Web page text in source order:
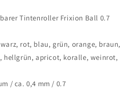
Tintenroller Frixion Ball 0.7
rot, blau, grün, orange, braun,
hellgrün, apricot, koralle, weinrot,
/ ca. 0,4 mm / 0.7